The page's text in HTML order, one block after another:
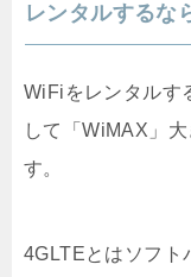
レンタルするな
WiFiをレンタルす
して「WiMAX」
す。
4GLTEとはソフト